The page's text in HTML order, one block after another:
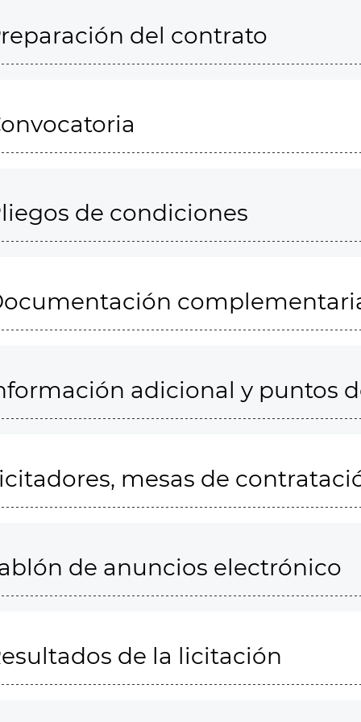
del contrato
de condiciones
adicional y puntos
mesas de
de anuncios electrónico
de la licitación